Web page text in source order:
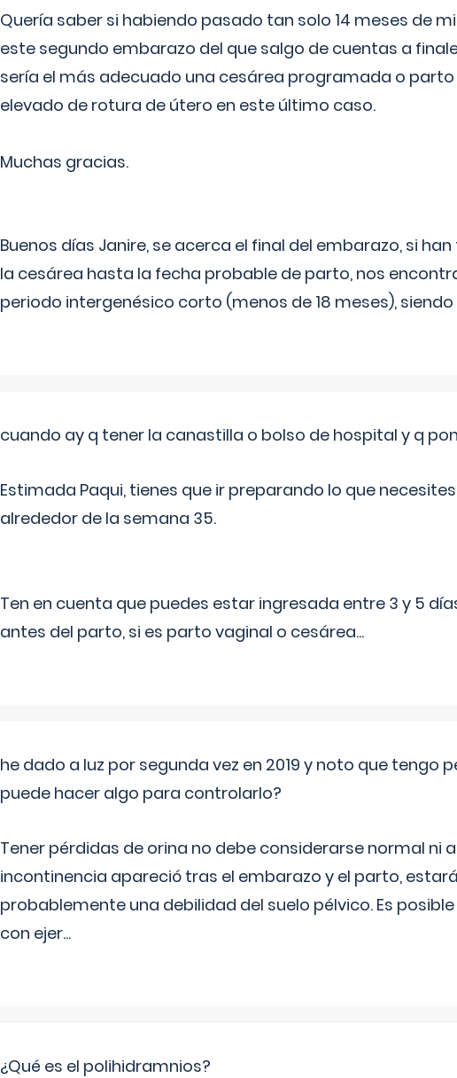
Quería saber si habiendo pasado tan solo 14 meses de
este segundo embarazo del que salgo de cuentas a
sería el más adecuado una cesárea programada o parto
elevado de rotura de útero en este último caso.
Muchas gracias.
Buenos días Janire, se acerca el final del embarazo, si
la cesárea hasta la fecha probable de parto, nos
periodo intergenésico corto (menos de 18 meses),
cuando ay q tener la canastilla o bolso de hospital y q
Estimada Paqui, tienes que ir preparando lo que
alrededor de la semana 35.
Ten en cuenta que puedes estar ingresada entre 3 y 5
antes del parto, si es parto vaginal o cesárea...
he dado a luz por segunda vez en 2019 y noto que tengo
puede hacer algo para controlarlo?
Tener pérdidas de orina no debe considerarse normal ni
incontinencia apareció tras el embarazo y el parto,
probablemente una debilidad del suelo pélvico. Es
con ejer...
¿Qué es el polihidramnios?